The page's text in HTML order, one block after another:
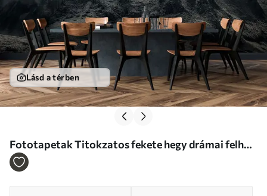
Lásd a térben
Fototapetak Titokzatos fekete hegy drámai felhős
égbolttal Nr. u96473